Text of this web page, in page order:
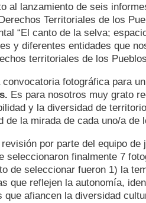
al lanzamiento de seis
Territoriales de los
“El canto de la selva;
y diferentes entidades que
territoriales de los
fotográfica para
Es para nosotros muy grato
y la diversidad de
de la mirada de cada uno/a de
por parte del equipo
seleccionaron finalmente 7
de seleccionar fueron 1) la
que reflejen la autonomía,
afiancen la diversidad